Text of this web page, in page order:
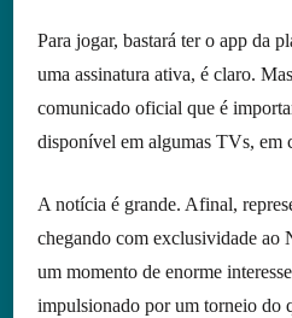
Para jogar, bastará ter o app da
uma assinatura ativa, é claro.
comunicado oficial que é
disponível em algumas TVs, em
A notícia é grande. Afinal,
chegando com exclusividade ao
um momento de enorme
impulsionado por um torneio do